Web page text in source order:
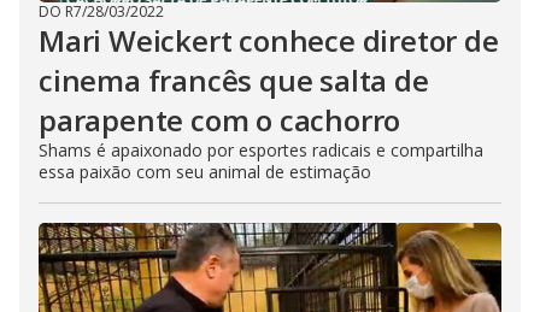
DO R7/28/03/2022
Mari Weickert conhece diretor de
cinema francês que salta de
parapente com o cachorro
Shams é apaixonado por esportes radicais e compartilha
essa paixão com seu animal de estimação